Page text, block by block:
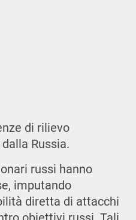
di rilievo
Russia.
russi hanno
imputando
diretta di attacchi